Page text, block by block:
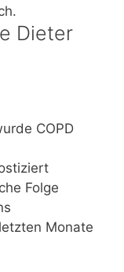
Dieter
COPD
Folge
Monate